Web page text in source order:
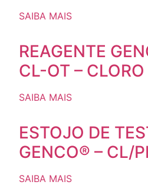
SAIBA MAIS
REAGENTE
CL-OT – CLORO
SAIBA MAIS
ESTOJO DE
GENCO® – CL/
SAIBA MAIS